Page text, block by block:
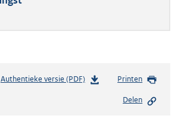
Authentieke versie (PDF)b
Printen
Delen